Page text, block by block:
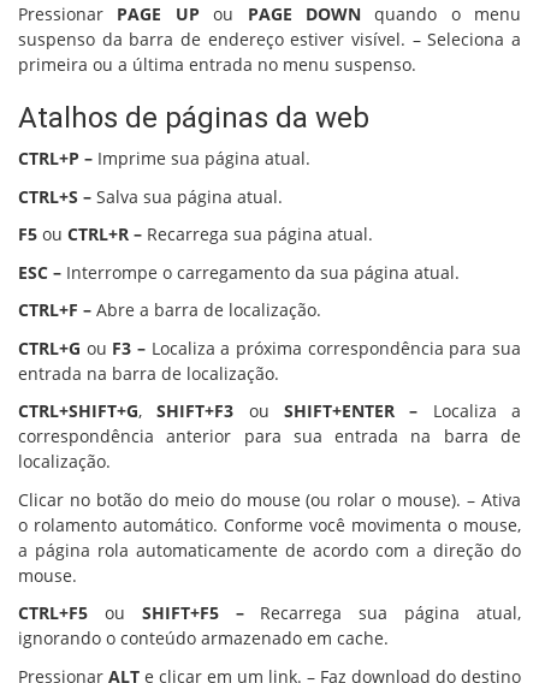
Pressionar PAGE UP ou PAGE DOWNquando o menu
suspenso da barra de endereço estiver visível. – Seleciona a
primeira ou a última entrada no menu suspenso.
Atalhos de páginas da web
CTRL+P – Imprime sua página atual.
CTRL+S – Salva sua página atual.
F5 ou CTRL+R – Recarrega sua página atual.
ESC – Interrompe o carregamento da sua página atual.
CTRL+F – Abre a barra de localização.
CTRL+G ou F3 – Localiza a próxima correspondência para sua
entrada na barra de localização.
CTRL+SHIFT+G,SHIFT+F3 ouSHIFT+ENTER – Localiza a
correspondência anterior para sua entrada na barra de
localização.
Clicar no botão do meio do mouse (ou rolar o mouse). – Ativa
o rolamento automático. Conforme você movimenta o mouse,
a página rola automaticamente de acordo com a direção do
mouse.
CTRL+F5 ou SHIFT+F5 – Recarrega sua página atual,
ignorando o conteúdo armazenado em cache.
Pressionar ALT e clicar em um link. – Faz download do destino